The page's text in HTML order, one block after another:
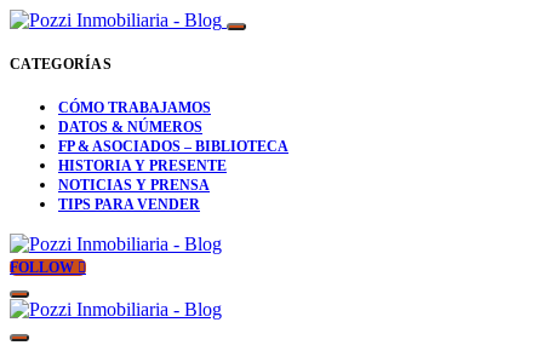
CATEGORÍAS
CÓMO TRABAJAMOS
DATOS & NÚMEROS
FP & ASOCIADOS – BIBLIOTECA
HISTORIA Y PRESENTE
NOTICIAS Y PRENSA
TIPS PARA VENDER
FOLLOW